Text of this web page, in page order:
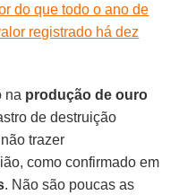
do que todo o ano de
registrado há dez
na produção de ouro
de destruição
trazer
como confirmado em
. Não são poucas as